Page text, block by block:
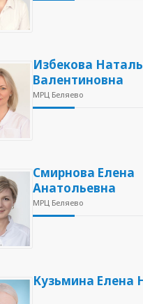
Избекова
Валентиновна
МРЦ Беляево
Смирнова Елена
Анатольевна
МРЦ Беляево
Кузьмина Елена